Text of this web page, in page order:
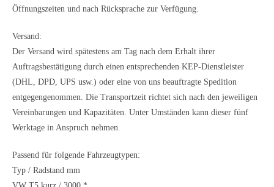
Öffnungszeiten und nach Rücksprache zur Verfügung.
Versand:
Der Versand wird spätestens am Tag nach dem Erhalt ihrer
Auftragsbestätigung durch einen entsprechenden KEP-Dienstleister
(DHL, DPD, UPS usw.) oder eine von uns beauftragte Spedition
entgegengenommen. Die Transportzeit richtet sich nach den jeweiligen
Vereinbarungen und Kapazitäten. Unter Umständen kann dieser fünf
Werktage in Anspruch nehmen.
Passend für folgende Fahrzeugtypen:
Typ / Radstand mm